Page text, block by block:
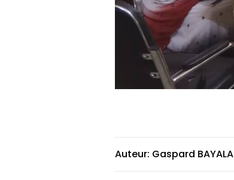
Auteur: Gaspard BAYALA